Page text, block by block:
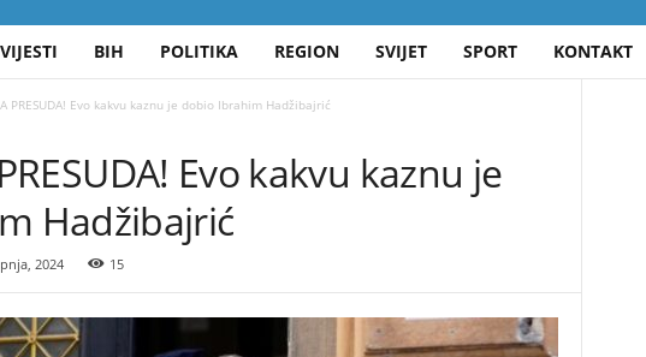
VIJESTI BIH POLITIKA REGION SVIJET SPORT KONTAKT
PRESUDA! Evo kakvu kaznu je dobio Ibrahim Hadžibajrić
Evo kakvu kaznu je
Hadžibajrić
2024 15